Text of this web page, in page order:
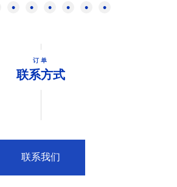
订单
联系方式
联系我们